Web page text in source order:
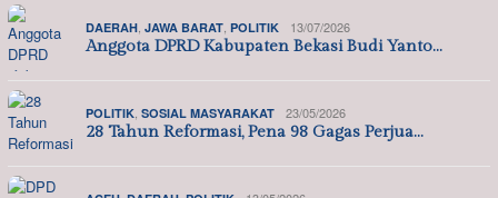
DAERAH JAWA BARAT POLITIK 13/07/2026
Anggota DPRD Kabupaten Bekasi Budi Yanto…
POLITIK SOSIAL MASYARAKAT 23/05/2026
28 Tahun Reformasi, Pena 98 Gagas Perjua…